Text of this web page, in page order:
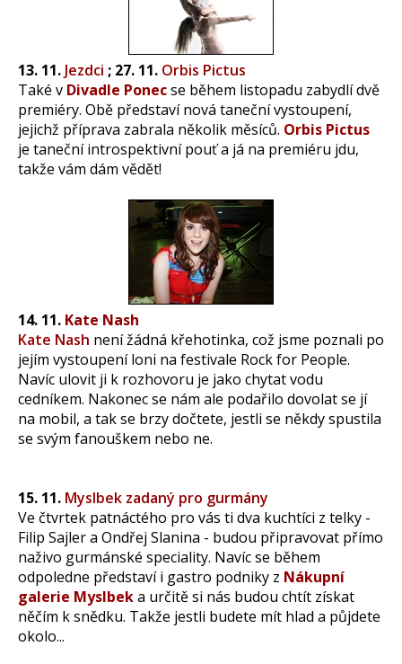
13. 11. Jezdci ; 27. 11. Orbis Pictus
Také v Divadle Ponecse během listopadu zabydlí dvě
premiéry. Obě představí nová taneční vystoupení,
jejichž příprava zabrala několik měsíců. Orbis Pictus
je taneční introspektivní pouť a já na premiéru jdu,
takže vám dám vědět!
14. 11. Kate Nash
Kate Nash není žádná křehotinka, což jsme poznali po
jejím vystoupení loni na festivale Rock for People.
Navíc ulovit ji k rozhovoru je jako chytat vodu
cedníkem. Nakonec se nám ale podařilo dovolat se jí
na mobil, a tak se brzy dočtete, jestli se někdy spustila
se svým fanouškem nebo ne.
15. 11. Myslbek zadaný pro gurmány
Ve čtvrtek patnáctého pro vás ti dva kuchtíci z telky -
Filip Sajler a Ondřej Slanina - budou připravovat přímo
naživo gurmánské speciality. Navíc se během
odpoledne představí i gastro podniky z Nákupní
galerie Myslbeka určitě si nás budou chtít získat
něčím k snědku. Takže jestli budete mít hlad a půjdete
okolo...